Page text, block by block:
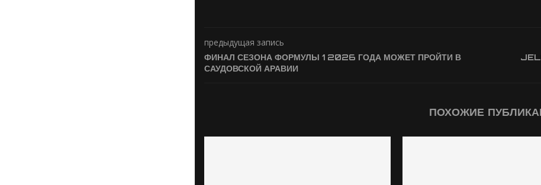
предыдущая запись
ФИНАЛ СЕЗОНА ФОРМУЛЫ 1 2026 ГОДА МОЖЕТ ПРОЙТИ В
САУДОВСКОЙ АРАВИИ
ПОХОЖИЕ